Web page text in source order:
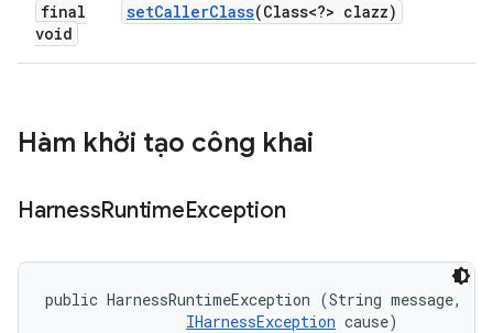
final
void
setCallerClass(Class<?> clazz)
Hàm khởi tạo công khai
HarnessRuntimeException
public HarnessRuntimeException (String message,
IHarnessException cause)